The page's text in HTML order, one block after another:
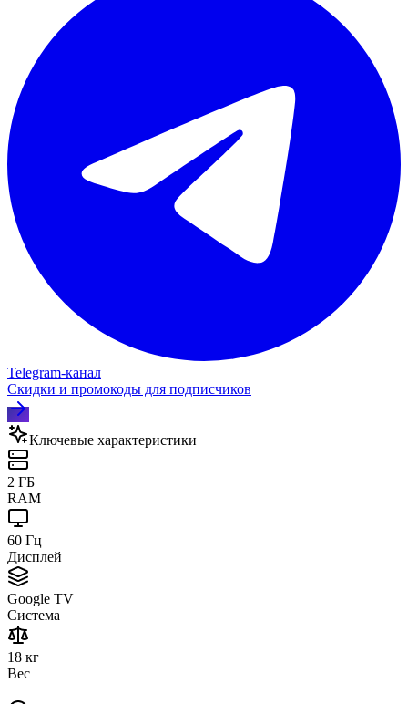
Telegram‑канал
Скидки и промокоды для подписчиков
Ключевые характеристики
2 ГБ
RAM
60 Гц
Дисплей
Google TV
Система
18 кг
Вес